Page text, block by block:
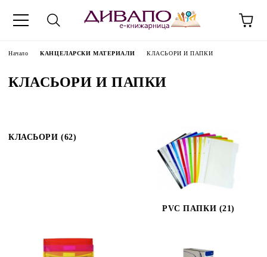
Начало КАНЦЕЛАРСКИ МАТЕРИАЛИ КЛАСЬОРИ И ПАПКИ
КЛАСЬОРИ И ПАПКИ
КЛАСЬОРИ (62)
PVC ПАПКИ (21)